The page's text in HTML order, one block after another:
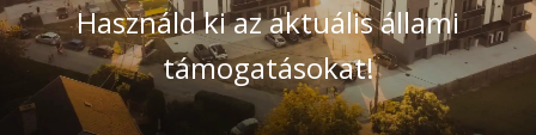
Használd ki az aktuális állami
támogatásokat!